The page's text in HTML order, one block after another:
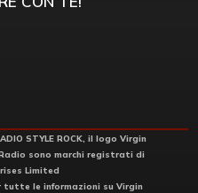
STYLE ROCK, il logo Virgin
sono marchi registrati di
Limited
le informazioni su Virgin